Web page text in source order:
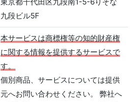
九段ビル5F
本サービスは商標権等の知的財産権
に関する情報を提供するサービスで
す。
個別商品、サービスについては提供
元へお問い合わせください。 弊社へ